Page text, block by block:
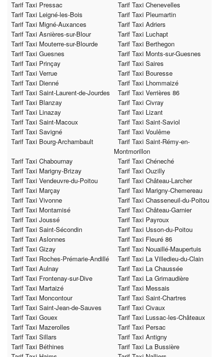
Tarif Taxi Pressac
Tarif Taxi Chenevelles
Tarif Taxi Leigné-les-Bois
Tarif Taxi Pleumartin
Tarif Taxi Migné-Auxances
Tarif Taxi Adriers
Tarif Taxi Asnières-sur-Blour
Tarif Taxi Luchapt
Tarif Taxi Mouterre-sur-Blourde
Tarif Taxi Berthegon
Tarif Taxi Guesnes
Tarif Taxi Monts-sur-Guesnes
Tarif Taxi Prinçay
Tarif Taxi Saires
Tarif Taxi Verrue
Tarif Taxi Bouresse
Tarif Taxi Dienné
Tarif Taxi Lhommaizé
Tarif Taxi Saint-Laurent-de-Jourdes
Tarif Taxi Verrières 86
Tarif Taxi Blanzay
Tarif Taxi Civray
Tarif Taxi Linazay
Tarif Taxi Lizant
Tarif Taxi Saint-Macoux
Tarif Taxi Saint-Saviol
Tarif Taxi Savigné
Tarif Taxi Voulême
Tarif Taxi Bourg-Archambault
Tarif Taxi Saint-Rémy-en-
Montmorillon
Tarif Taxi Chabournay
Tarif Taxi Chéneché
Tarif Taxi Marigny-Brizay
Tarif Taxi Ouzilly
Tarif Taxi Vendeuvre-du-Poitou
Tarif Taxi Château-Larcher
Tarif Taxi Marçay
Tarif Taxi Marigny-Chemereau
Tarif Taxi Vivonne
Tarif Taxi Chasseneuil-du-Poitou
Tarif Taxi Montamisé
Tarif Taxi Château-Garnier
Tarif Taxi Joussé
Tarif Taxi Payroux
Tarif Taxi Saint-Sécondin
Tarif Taxi Usson-du-Poitou
Tarif Taxi Aslonnes
Tarif Taxi Fleuré 86
Tarif Taxi Gizay
Tarif Taxi Nouaillé-Maupertuis
Tarif Taxi Roches-Prémarie-Andillé
Tarif Taxi La Villedieu-du-Clain
Tarif Taxi Aulnay
Tarif Taxi La Chaussée
Tarif Taxi Frontenay-sur-Dive
Tarif Taxi La Grimaudière
Tarif Taxi Martaizé
Tarif Taxi Messais
Tarif Taxi Moncontour
Tarif Taxi Saint-Chartres
Tarif Taxi Saint-Jean-de-Sauves
Tarif Taxi Civaux
Tarif Taxi Gouex
Tarif Taxi Lussac-les-Châteaux
Tarif Taxi Mazerolles
Tarif Taxi Persac
Tarif Taxi Sillars
Tarif Taxi Antigny
Tarif Taxi Béthines
Tarif Taxi La Bussière